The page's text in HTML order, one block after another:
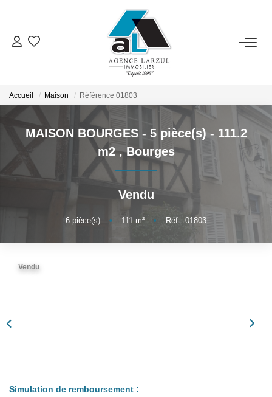
VENTES
LOCATIONS
GESTION
ESTIMATION
PROMOTION
NOTRE AGENCE
Accueil Maison Référence 01803
MAISON BOURGES - 5 pièce(s) - 111.2
m2,Bourges
Vendu
6 pièce(s) • 111 m² • Réf : 01803
Vendu
Simulation de remboursement :